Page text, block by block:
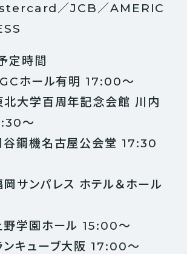
／JCB／AMERIC
定時間
ホール有明 17:00～
大学百周年記念会館 川内
～
鋼機名古屋公会堂 17:30
サンパレス ホテル＆ホール
学園ホール 15:00～
キューブ大阪 17:00～